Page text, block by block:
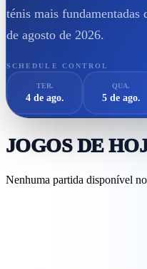
ténis mais
de agosto de 2026.
SCHEDULE CONTROL
TER.
4 de ago.
QUA.
5 de ago.
JOGOS DE
Nenhuma partida disponível